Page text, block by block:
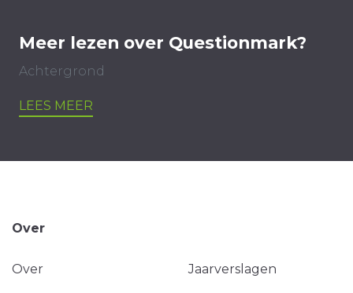
Meer lezen over Questionmark?
Achtergrond
LEES MEER
Over
Over Jaarverslagen